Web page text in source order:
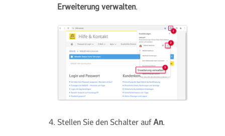
Erweiterung verwalten.
Stellen Sie den Schalter aufAn.